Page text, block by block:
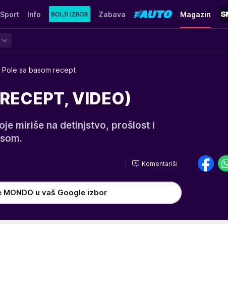
Sport Info Zabava Magazin
Pole sa basom recept
VIDEO)
miriše na detinjstvo, prošlost i
Komentariši
MONDO u vaš Google izbor